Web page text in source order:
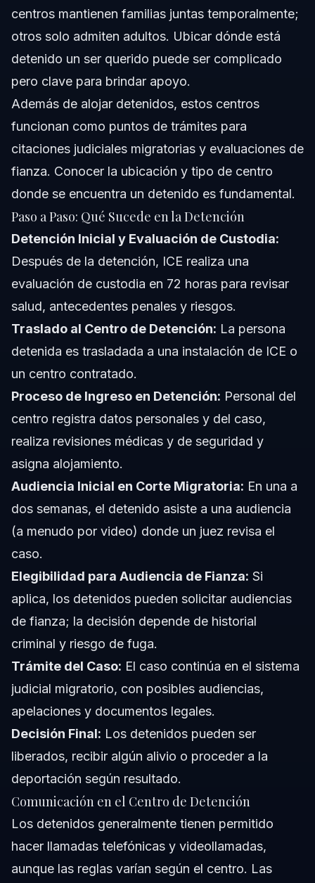
centros mantienen familias juntas temporalmente;
otros solo admiten adultos. Ubicar dónde está
detenido un ser querido puede ser complicado
pero clave para brindar apoyo.
Además de alojar detenidos, estos centros
funcionan como puntos de trámites para
citaciones judiciales migratorias y evaluaciones de
fianza. Conocer la ubicación y tipo de centro
donde se encuentra un detenido es fundamental.
Paso a Paso: Qué Sucede en la Detención
Detención Inicial y Evaluación de Custodia:
Después de la detención, ICE realiza una
evaluación de custodia en 72 horas para revisar
salud, antecedentes penales y riesgos.
Traslado al Centro de Detención: La persona
detenida es trasladada a una instalación de ICE o
un centro contratado.
Proceso de Ingreso en Detención: Personal del
centro registra datos personales y del caso,
realiza revisiones médicas y de seguridad y
asigna alojamiento.
Audiencia Inicial en Corte Migratoria: En una a
dos semanas, el detenido asiste a una audiencia
(a menudo por video) donde un juez revisa el
caso.
Elegibilidad para Audiencia de Fianza: Si
aplica, los detenidos pueden solicitar audiencias
de fianza; la decisión depende de historial
criminal y riesgo de fuga.
Trámite del Caso: El caso continúa en el sistema
judicial migratorio, con posibles audiencias,
apelaciones y documentos legales.
Decisión Final: Los detenidos pueden ser
liberados, recibir algún alivio o proceder a la
deportación según resultado.
Comunicación en el Centro de Detención
Los detenidos generalmente tienen permitido
hacer llamadas telefónicas y videollamadas,
aunque las reglas varían según el centro. Las